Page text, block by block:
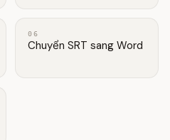
06
Chuyển SRT sang Word